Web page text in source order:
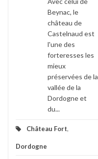
Beynac, le
château de
Castelnaud est
l'une des
forteresses les
mieux
préservées de la
vallée de la
Dordogne et
du...
Château Fort,
Dordogne